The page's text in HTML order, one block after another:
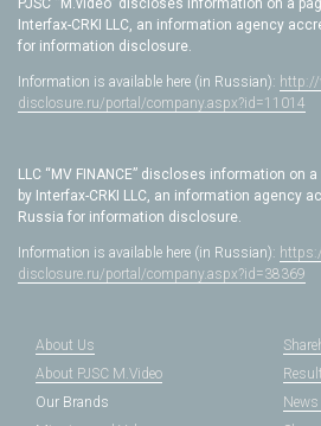
PJSC “M.video” discloses information on a
Interfax-CRKI LLC, an information agency
for information disclosure.
Information is available here (in Russian): http://
disclosure.ru/portal/company.aspx?id=11014
LLC “MV FINANCE” discloses information on
by Interfax-CRKI LLC, an information agency
Russia for information disclosure.
Information is available here (in Russian):
disclosure.ru/portal/company.aspx?id=38369
About Us
About PJSC M.Video
Our Brands